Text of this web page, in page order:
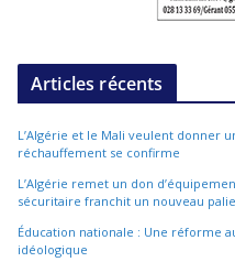
Articles récents
L’Algérie et le Mali veulent donner
réchauffement se confirme
L’Algérie remet un don
sécuritaire franchit un nouveau
Éducation nationale : Une réforme
idéologique